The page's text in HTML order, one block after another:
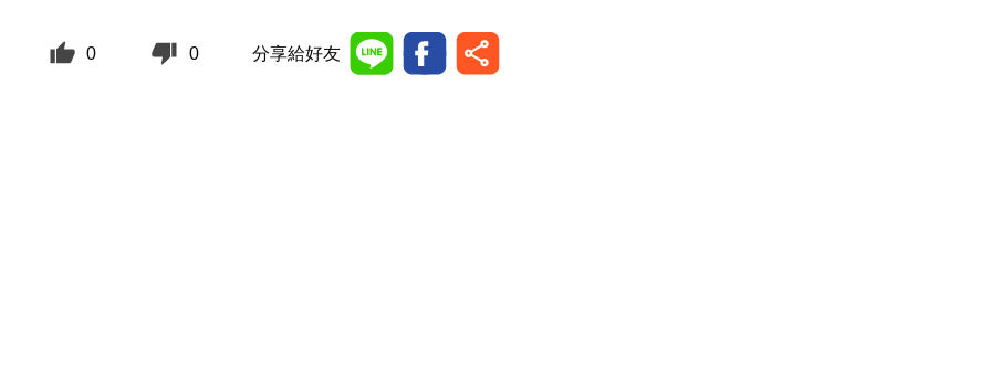
0 0 分享給好友